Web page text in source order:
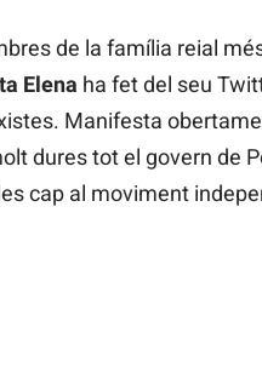
de la família reial
Elena ha fet del seu
Manifesta
dures tot el govern de
cap al moviment